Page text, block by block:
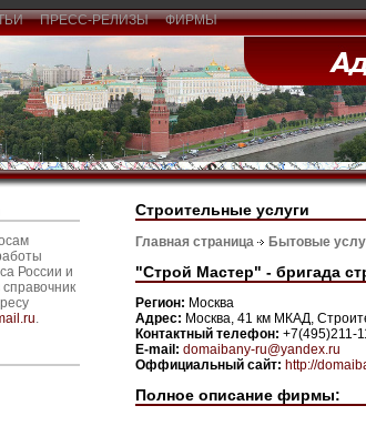
ПРЕСС-РЕЛИЗЫ ФИРМЫ
России и
.
Строительные услуги
Главная страница Бытовые
"Строй Мастер" - бригада
Регион: Москва
Адрес: Москва, 41 км МКАД,
Контактный телефон: +7(495)211-
E-mail: domaibany-ru@yandex.ru
Оффициальный сайт: http://
Полное описание фирмы: